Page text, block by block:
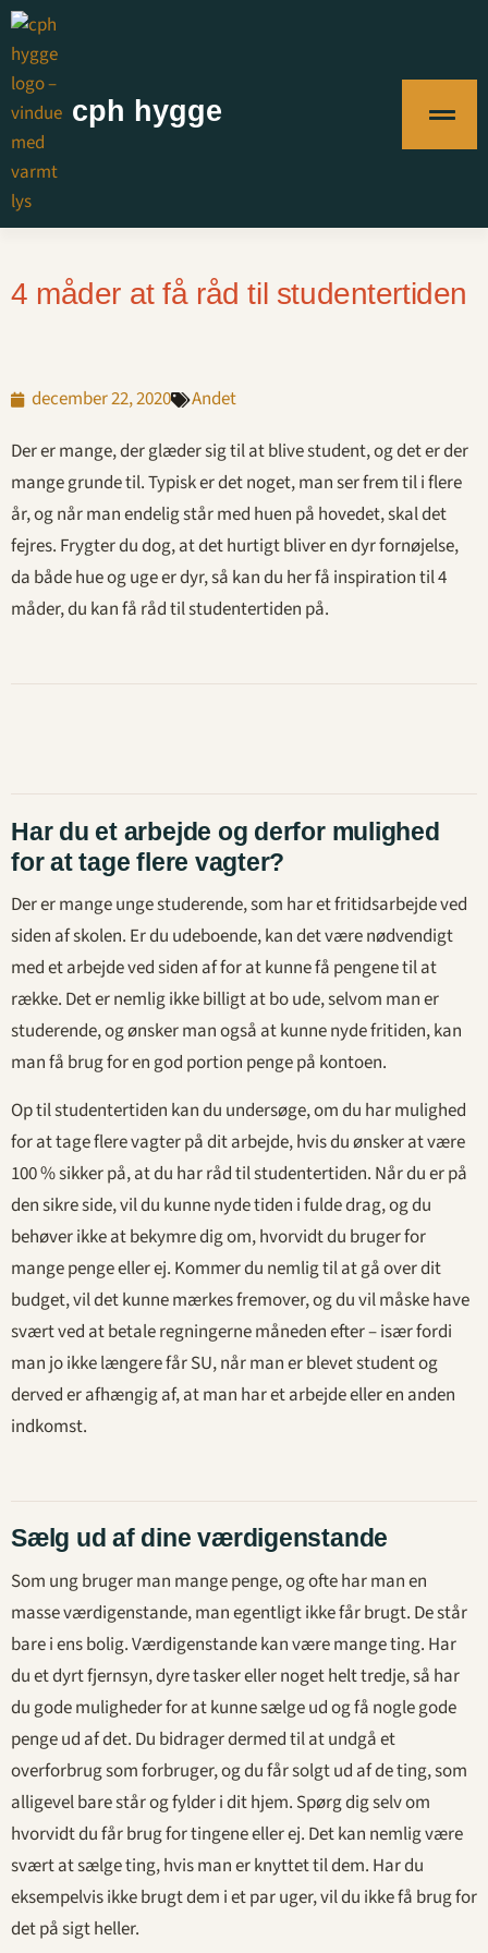
cph hygge
4 måder at få råd til studentertiden
december 22, 2020
Andet
Der er mange, der glæder sig til at blive student, og det er der
mange grunde til. Typisk er det noget, man ser frem til i flere
år, og når man endelig står med huen på hovedet, skal det
fejres. Frygter du dog, at det hurtigt bliver en dyr fornøjelse,
da både hue og uge er dyr, så kan du her få inspiration til 4
måder, du kan få råd til studentertiden på.
Har du et arbejde og derfor mulighed
for at tage flere vagter?
Der er mange unge studerende, som har et fritidsarbejde ved
siden af skolen. Er du udeboende, kan det være nødvendigt
med et arbejde ved siden af for at kunne få pengene til at
række. Det er nemlig ikke billigt at bo ude, selvom man er
studerende, og ønsker man også at kunne nyde fritiden, kan
man få brug for en god portion penge på kontoen.
Op til studentertiden kan du undersøge, om du har mulighed
for at tage flere vagter på dit arbejde, hvis du ønsker at være
100 % sikker på, at du har råd til studentertiden. Når du er på
den sikre side, vil du kunne nyde tiden i fulde drag, og du
behøver ikke at bekymre dig om, hvorvidt du bruger for
mange penge eller ej. Kommer du nemlig til at gå over dit
budget, vil det kunne mærkes fremover, og du vil måske have
svært ved at betale regningerne måneden efter – især fordi
man jo ikke længere får SU, når man er blevet student og
derved er afhængig af, at man har et arbejde eller en anden
indkomst.
Sælg ud af dine værdigenstande
Som ung bruger man mange penge, og ofte har man en
masse værdigenstande, man egentligt ikke får brugt. De står
bare i ens bolig. Værdigenstande kan være mange ting. Har
du et dyrt fjernsyn, dyre tasker eller noget helt tredje, så har
du gode muligheder for at kunne sælge ud og få nogle gode
penge ud af det. Du bidrager dermed til at undgå et
overforbrug som forbruger, og du får solgt ud af de ting, som
alligevel bare står og fylder i dit hjem. Spørg dig selv om
hvorvidt du får brug for tingene eller ej. Det kan nemlig være
svært at sælge ting, hvis man er knyttet til dem. Har du
eksempelvis ikke brugt dem i et par uger, vil du ikke få brug for
det på sigt heller.